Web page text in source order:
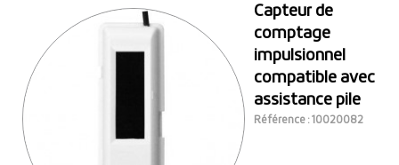
Capteur de
comptage
impulsionnel
compatible avec
assistance pile
Référence : 10020082